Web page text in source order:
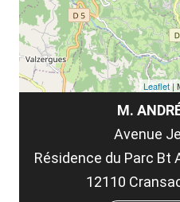
M.
Avenue
Résidence du Parc Bt
12110
Leaflet |